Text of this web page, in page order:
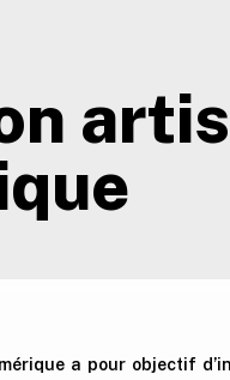
a pour objectif